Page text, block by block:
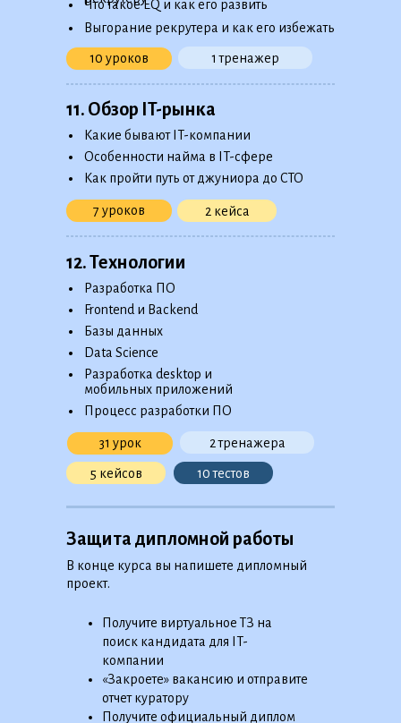
Защита дипломной работы
В конце курса вы напишете дипломный
проект.
Получите виртуальное ТЗ на
поиск кандидата для IT-
компании
«Закроете» вакансию и отправите
отчет куратору
Получите официальный диплом
31 урок
7 уроков
10 уроков
12. Технологии
Разработка ПО
•
Frontend и Baсkend
•
Базы данных
•
Data Science
•
Разработка desktop и
мобильных приложений
•
Процесс разработки ПО
•
Что такое EQ и как его развить
Выгорание рекрутера и как его избежать
•
11. Обзор IT-рынка
Какие бывают IT-компании
•
Особенности найма в IT-сфере
•
Как пройти путь от джуниора до CTO
•
1 тренажер
2 кейса
2 тренажера
5 кейсов 10 тестов